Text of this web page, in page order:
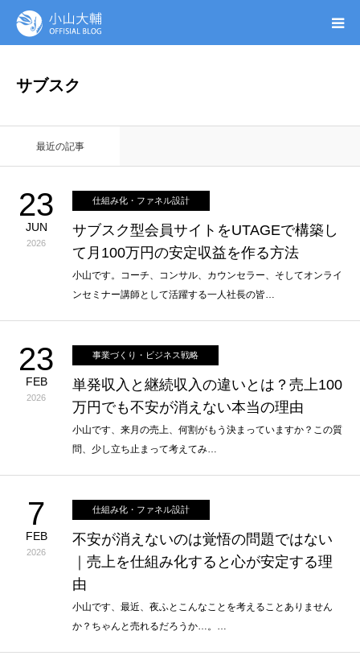
サブスク
最近の記事
23
JUN
2026
仕組み化・ファネル設計
サブスク型会員サイトをUTAGEで構築し
て月100万円の安定収益を作る方法
小山です。コーチ、コンサル、カウンセラー、そしてオンライ
ンセミナー講師として活躍する一人社長の皆…
23
FEB
2026
事業づくり・ビジネス戦略
単発収入と継続収入の違いとは？売上100
万円でも不安が消えない本当の理由
小山です、来月の売上、何割がもう決まっていますか？この質
問、少し立ち止まって考えてみ…
7
FEB
2026
仕組み化・ファネル設計
不安が消えないのは覚悟の問題ではない
｜売上を仕組み化すると心が安定する理
由
小山です、最近、夜ふとこんなことを考えることありません
か？ちゃんと売れるだろうか…。…
無料ガイドブック
オンシク本
プロフィール